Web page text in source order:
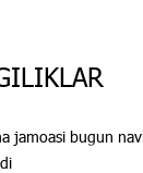
jamoasi bugun